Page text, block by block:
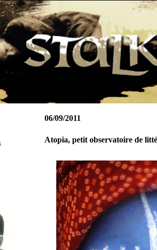
06/09/2011
Atopia, petit observatoire de